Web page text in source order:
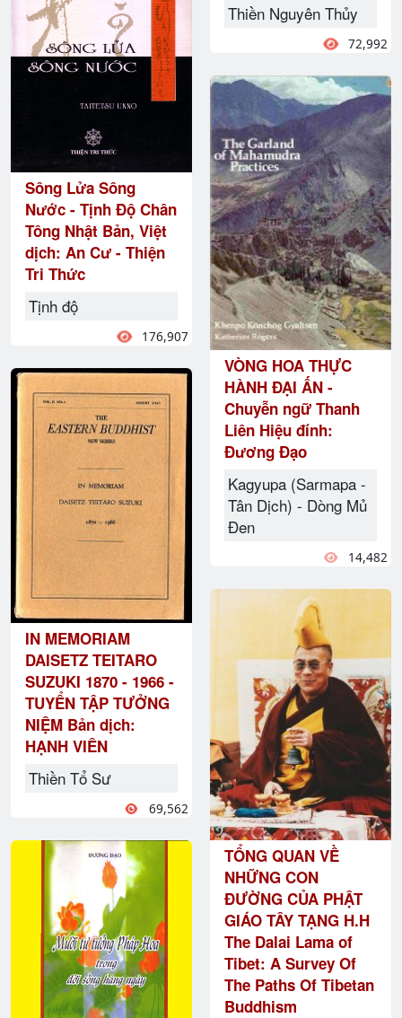
Sông Lửa Sông
Nước - Tịnh Độ Chân
Tông Nhật Bản, Việt
dịch: An Cư - Thiện
Tri Thức
Tịnh độ
176,907
IN MEMORIAM
DAISETZ TEITARO
SUZUKI 1870 - 1966 -
TUYỂN TẬP TƯỞNG
NIỆM Bản dịch:
HẠNH VIÊN
Thiền Tổ Sư
69,562
Thiền Nguyên Thủy
72,992
VÒNG HOA THỰC
HÀNH ĐẠI ẤN -
Chuyễn ngữ Thanh
Liên Hiệu đính:
Đương Đạo
Kagyupa (Sarmapa -
Tân Dịch) - Dòng Mủ
Đen
14,482
TỔNG QUAN VỀ
NHỮNG CON
ĐƯỜNG CỦA PHẬT
GIÁO TÂY TẠNG H.H
The Dalai Lama of
Tibet: A Survey Of
The Paths Of Tibetan
Buddhism